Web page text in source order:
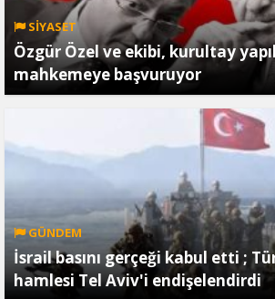
SİYASET
Özgür Özel ve ekibi, kurultay
mahkemeye başvuruyor
GÜNDEM
İsrail basını gerçeği kabul etti ;
hamlesi Tel Aviv'i endişelendirdi